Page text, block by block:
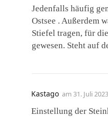
Jedenfalls häufig
Ostsee . Außerdem
Stiefel tragen, für
gewesen. Steht auf
Kastago am 31. Juli
Einstellung der